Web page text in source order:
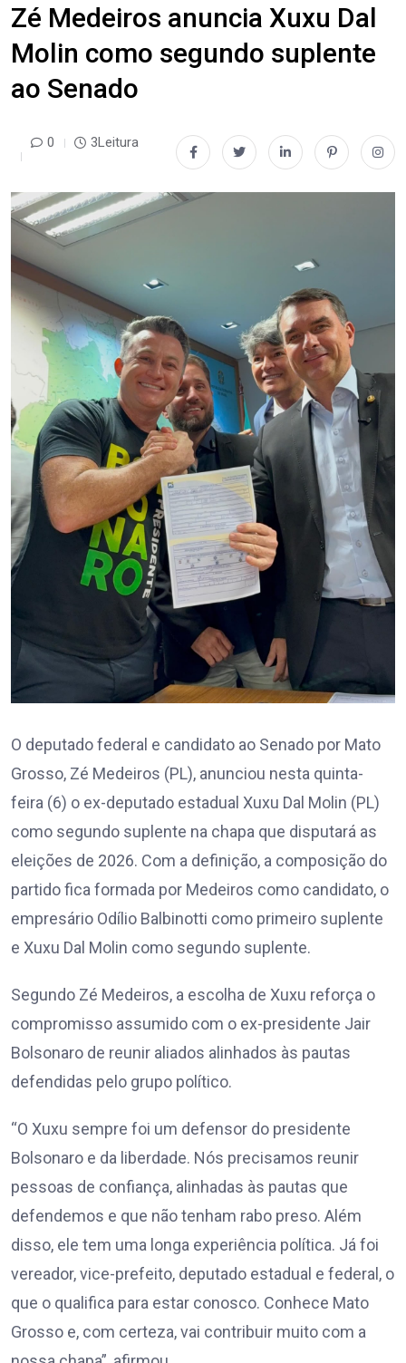
Zé Medeiros anuncia Xuxu Dal
Molin como segundo suplente
ao Senado
0 3Leitura
O deputado federal e candidato ao Senado por Mato
Grosso, Zé Medeiros (PL), anunciou nesta quinta-
feira (6) o ex-deputado estadual Xuxu Dal Molin (PL)
como segundo suplente na chapa que disputará as
eleições de 2026. Com a definição, a composição do
partido fica formada por Medeiros como candidato, o
empresário Odílio Balbinotti como primeiro suplente
e Xuxu Dal Molin como segundo suplente.
Segundo Zé Medeiros, a escolha de Xuxu reforça o
compromisso assumido com o ex-presidente Jair
Bolsonaro de reunir aliados alinhados às pautas
defendidas pelo grupo político.
“O Xuxu sempre foi um defensor do presidente
Bolsonaro e da liberdade. Nós precisamos reunir
pessoas de confiança, alinhadas às pautas que
defendemos e que não tenham rabo preso. Além
disso, ele tem uma longa experiência política. Já foi
vereador, vice-prefeito, deputado estadual e federal, o
que o qualifica para estar conosco. Conhece Mato
Grosso e, com certeza, vai contribuir muito com a